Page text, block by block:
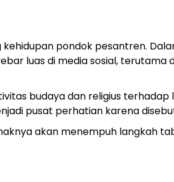
pondok pesantren.
luas di media sosial, terutama
budaya dan religius
pusat perhatian karena
akan menempuh langkah